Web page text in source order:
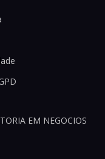
EM NEGOCIOS